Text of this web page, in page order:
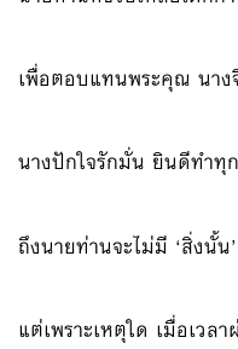
เพื่อตอบแทนพระคุณ นาง
นางปักใจรักมั่น ยินดีทำทุ
ถึงนายท่านจะไม่มี ‘สิ่งนั้
แต่เพราะเหตุใด เมื่อเว